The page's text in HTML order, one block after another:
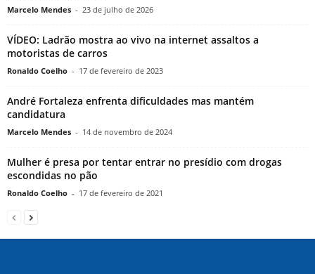
Marcelo Mendes - 23 de julho de 2026
VÍDEO: Ladrão mostra ao vivo na internet assaltos a
motoristas de carros
Ronaldo Coelho - 17 de fevereiro de 2023
André Fortaleza enfrenta dificuldades mas mantém
candidatura
Marcelo Mendes - 14 de novembro de 2024
Mulher é presa por tentar entrar no presídio com drogas
escondidas no pão
Ronaldo Coelho - 17 de fevereiro de 2021